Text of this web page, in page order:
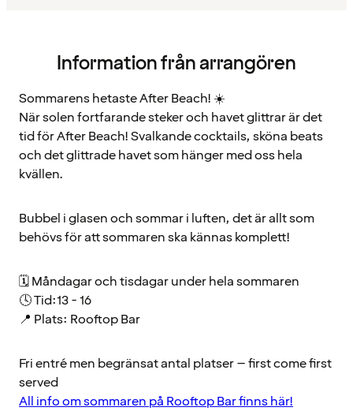
Information från arrangören
Sommarens hetaste After Beach! ☀️
När solen fortfarande steker och havet glittrar är det
tid för After Beach! Svalkande cocktails, sköna beats
och det glittrade havet som hänger med oss hela
kvällen.
Bubbel i glasen och sommar i luften, det är allt som
behövs för att sommaren ska kännas komplett!
🗓 Måndagar och tisdagar under hela sommaren
🕓 Tid:13 - 16
📍 Plats: Rooftop Bar
Fri entré men begränsat antal platser – first come first
served
All info om sommaren på Rooftop Bar finns här!